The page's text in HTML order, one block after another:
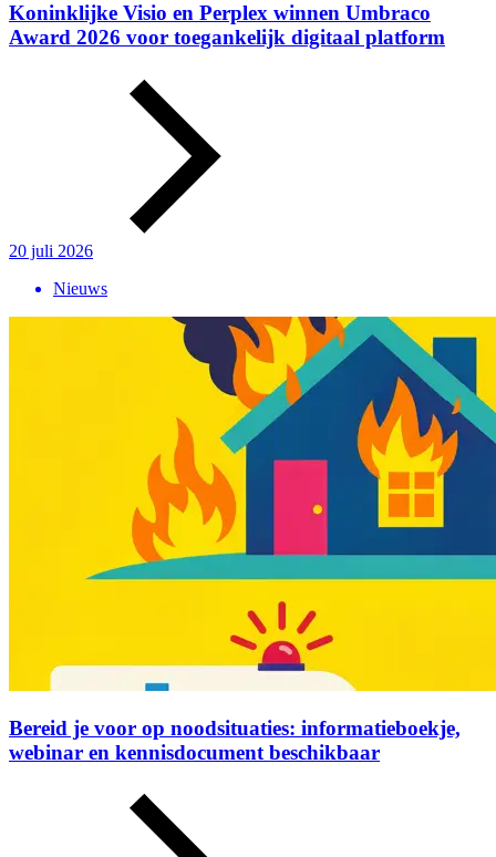
Koninklijke Visio en Perplex winnen Umbraco
Award 2026 voor toegankelijk digitaal platform
20 juli 2026
Nieuws
Bereid je voor op noodsituaties: informatieboekje,
webinar en kennisdocument beschikbaar